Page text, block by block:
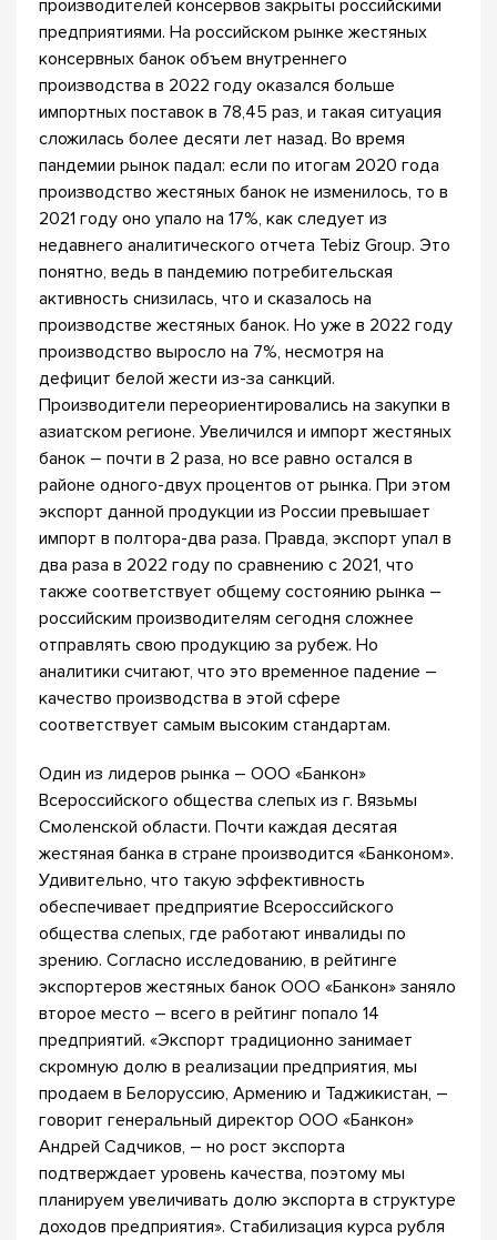
производителей консервов закрыты российскими
предприятиями. На российском рынке жестяных
консервных банок объем внутреннего
производства в 2022 году оказался больше
импортных поставок в 78,45 раз, и такая ситуация
сложилась более десяти лет назад. Во время
пандемии рынок падал: если по итогам 2020 года
производство жестяных банок не изменилось, то в
2021 году оно упало на 17%, как следует из
недавнего аналитического отчета Tebiz Group. Это
понятно, ведь в пандемию потребительская
активность снизилась, что и сказалось на
производстве жестяных банок. Но уже в 2022 году
производство выросло на 7%, несмотря на
дефицит белой жести из-за санкций.
Производители переориентировались на закупки в
азиатском регионе. Увеличился и импорт жестяных
банок – почти в 2 раза, но все равно остался в
районе одного-двух процентов от рынка. При этом
экспорт данной продукции из России превышает
импорт в полтора-два раза. Правда, экспорт упал в
два раза в 2022 году по сравнению с 2021, что
также соответствует общему состоянию рынка –
российским производителям сегодня сложнее
отправлять свою продукцию за рубеж. Но
аналитики считают, что это временное падение –
качество производства в этой сфере
соответствует самым высоким стандартам.
Один из лидеров рынка – ООО «Банкон»
Всероссийского общества слепых из г. Вязьмы
Смоленской области. Почти каждая десятая
жестяная банка в стране производится «Банконом».
Удивительно, что такую эффективность
обеспечивает предприятие Всероссийского
общества слепых, где работают инвалиды по
зрению. Согласно исследованию, в рейтинге
экспортеров жестяных банок ООО «Банкон» заняло
второе место – всего в рейтинг попало 14
предприятий. «Экспорт традиционно занимает
скромную долю в реализации предприятия, мы
продаем в Белоруссию, Армению и Таджикистан, –
говорит генеральный директор ООО «Банкон»
Андрей Садчиков, – но рост экспорта
подтверждает уровень качества, поэтому мы
планируем увеличивать долю экспорта в структуре
доходов предприятия». Стабилизация курса рубля